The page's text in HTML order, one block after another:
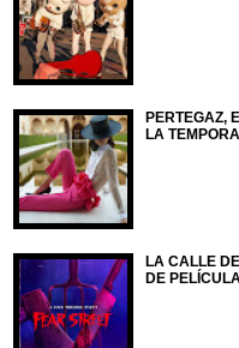
PERTEGAZ,
LA
LA CALLE
DE